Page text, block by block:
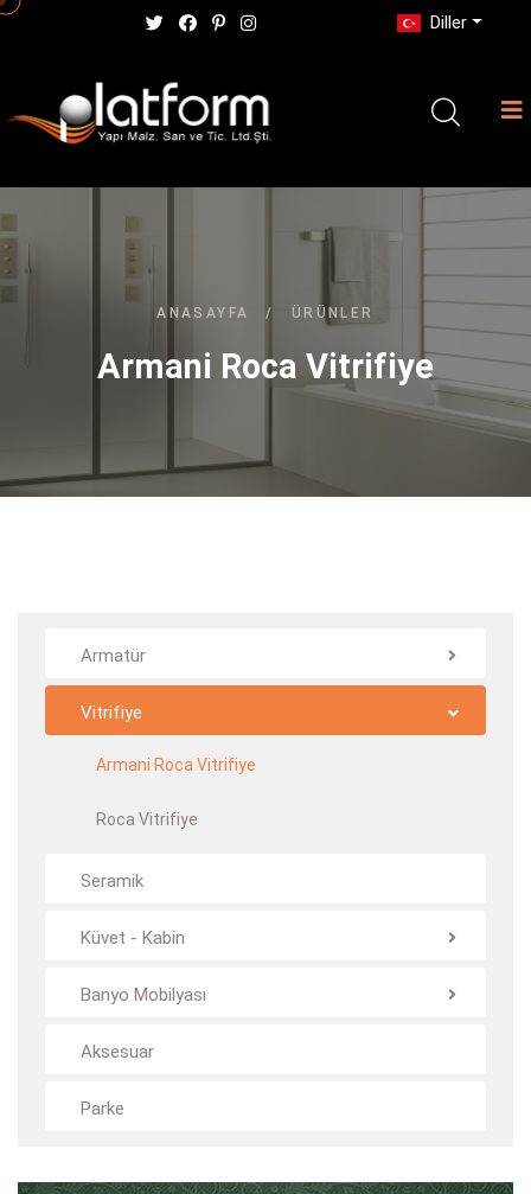
Diller
ANASAYFA / ÜRÜNLER
Armani Roca Vitrifiye
Armatür
Vitrifiye
Armani Roca Vitrifiye
Roca Vitrifiye
Seramik
Küvet - Kabin
Banyo Mobilyası
Aksesuar
Parke